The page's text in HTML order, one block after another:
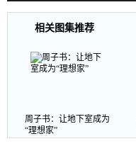
相关图集推荐
周子书：让地下室成为
“理想家”